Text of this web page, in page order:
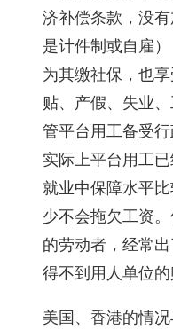
济补偿条款，没
是计件制或自雇
为其缴社保，也
贴、产假、失业
管平台用工备受
实际上平台用工
就业中保障水平
少不会拖欠工资
的劳动者，经常
得不到用人单位的
美国、香港的情